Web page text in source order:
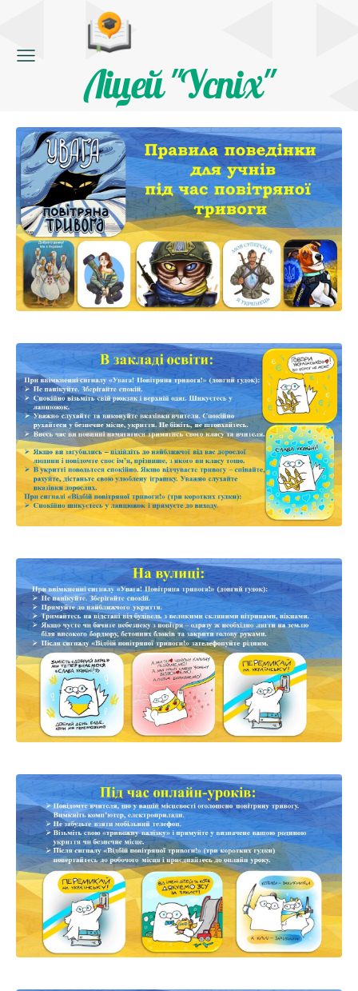
Ліцей "Успіх"